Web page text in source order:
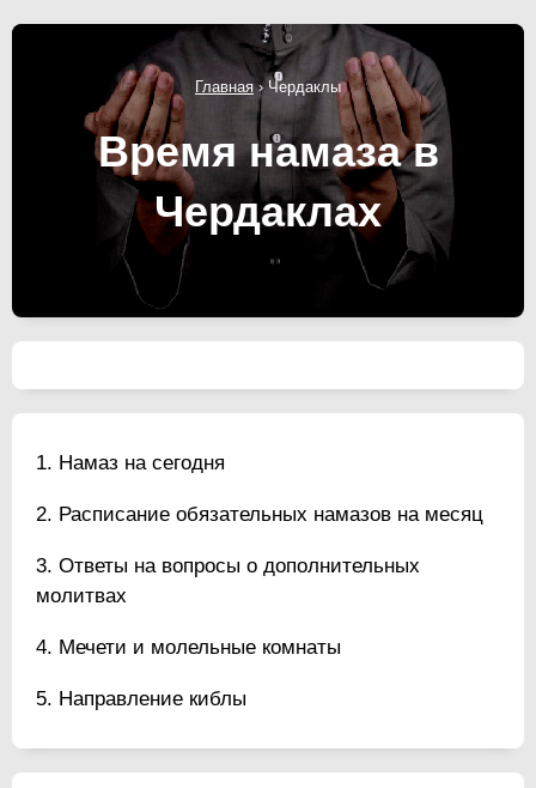
Главная›Чердаклы
Время намаза в
Чердаклах
Намаз на сегодня
Расписание обязательных намазов на месяц
Ответы на вопросы о дополнительных
молитвах
Мечети и молельные комнаты
Направление киблы